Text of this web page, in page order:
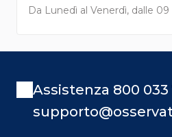
Da Lunedì al Venerdì, dalle 09
Assistenza 800 033